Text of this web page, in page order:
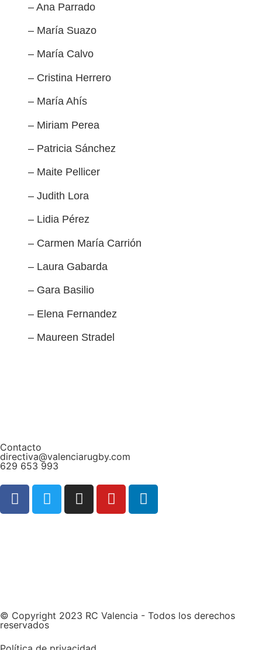
– Ana Parrado
– María Suazo
– María Calvo
– Cristina Herrero
– María Ahís
– Miriam Perea
– Patricia Sánchez
– Maite Pellicer
– Judith Lora
– Lidia Pérez
– Carmen María Carrión
– Laura Gabarda
– Gara Basilio
– Elena Fernandez
– Maureen Stradel
Contacto
directiva@valenciarugby.com
629 653 993
© Copyright 2023 RC Valencia - Todos los derechos
reservados